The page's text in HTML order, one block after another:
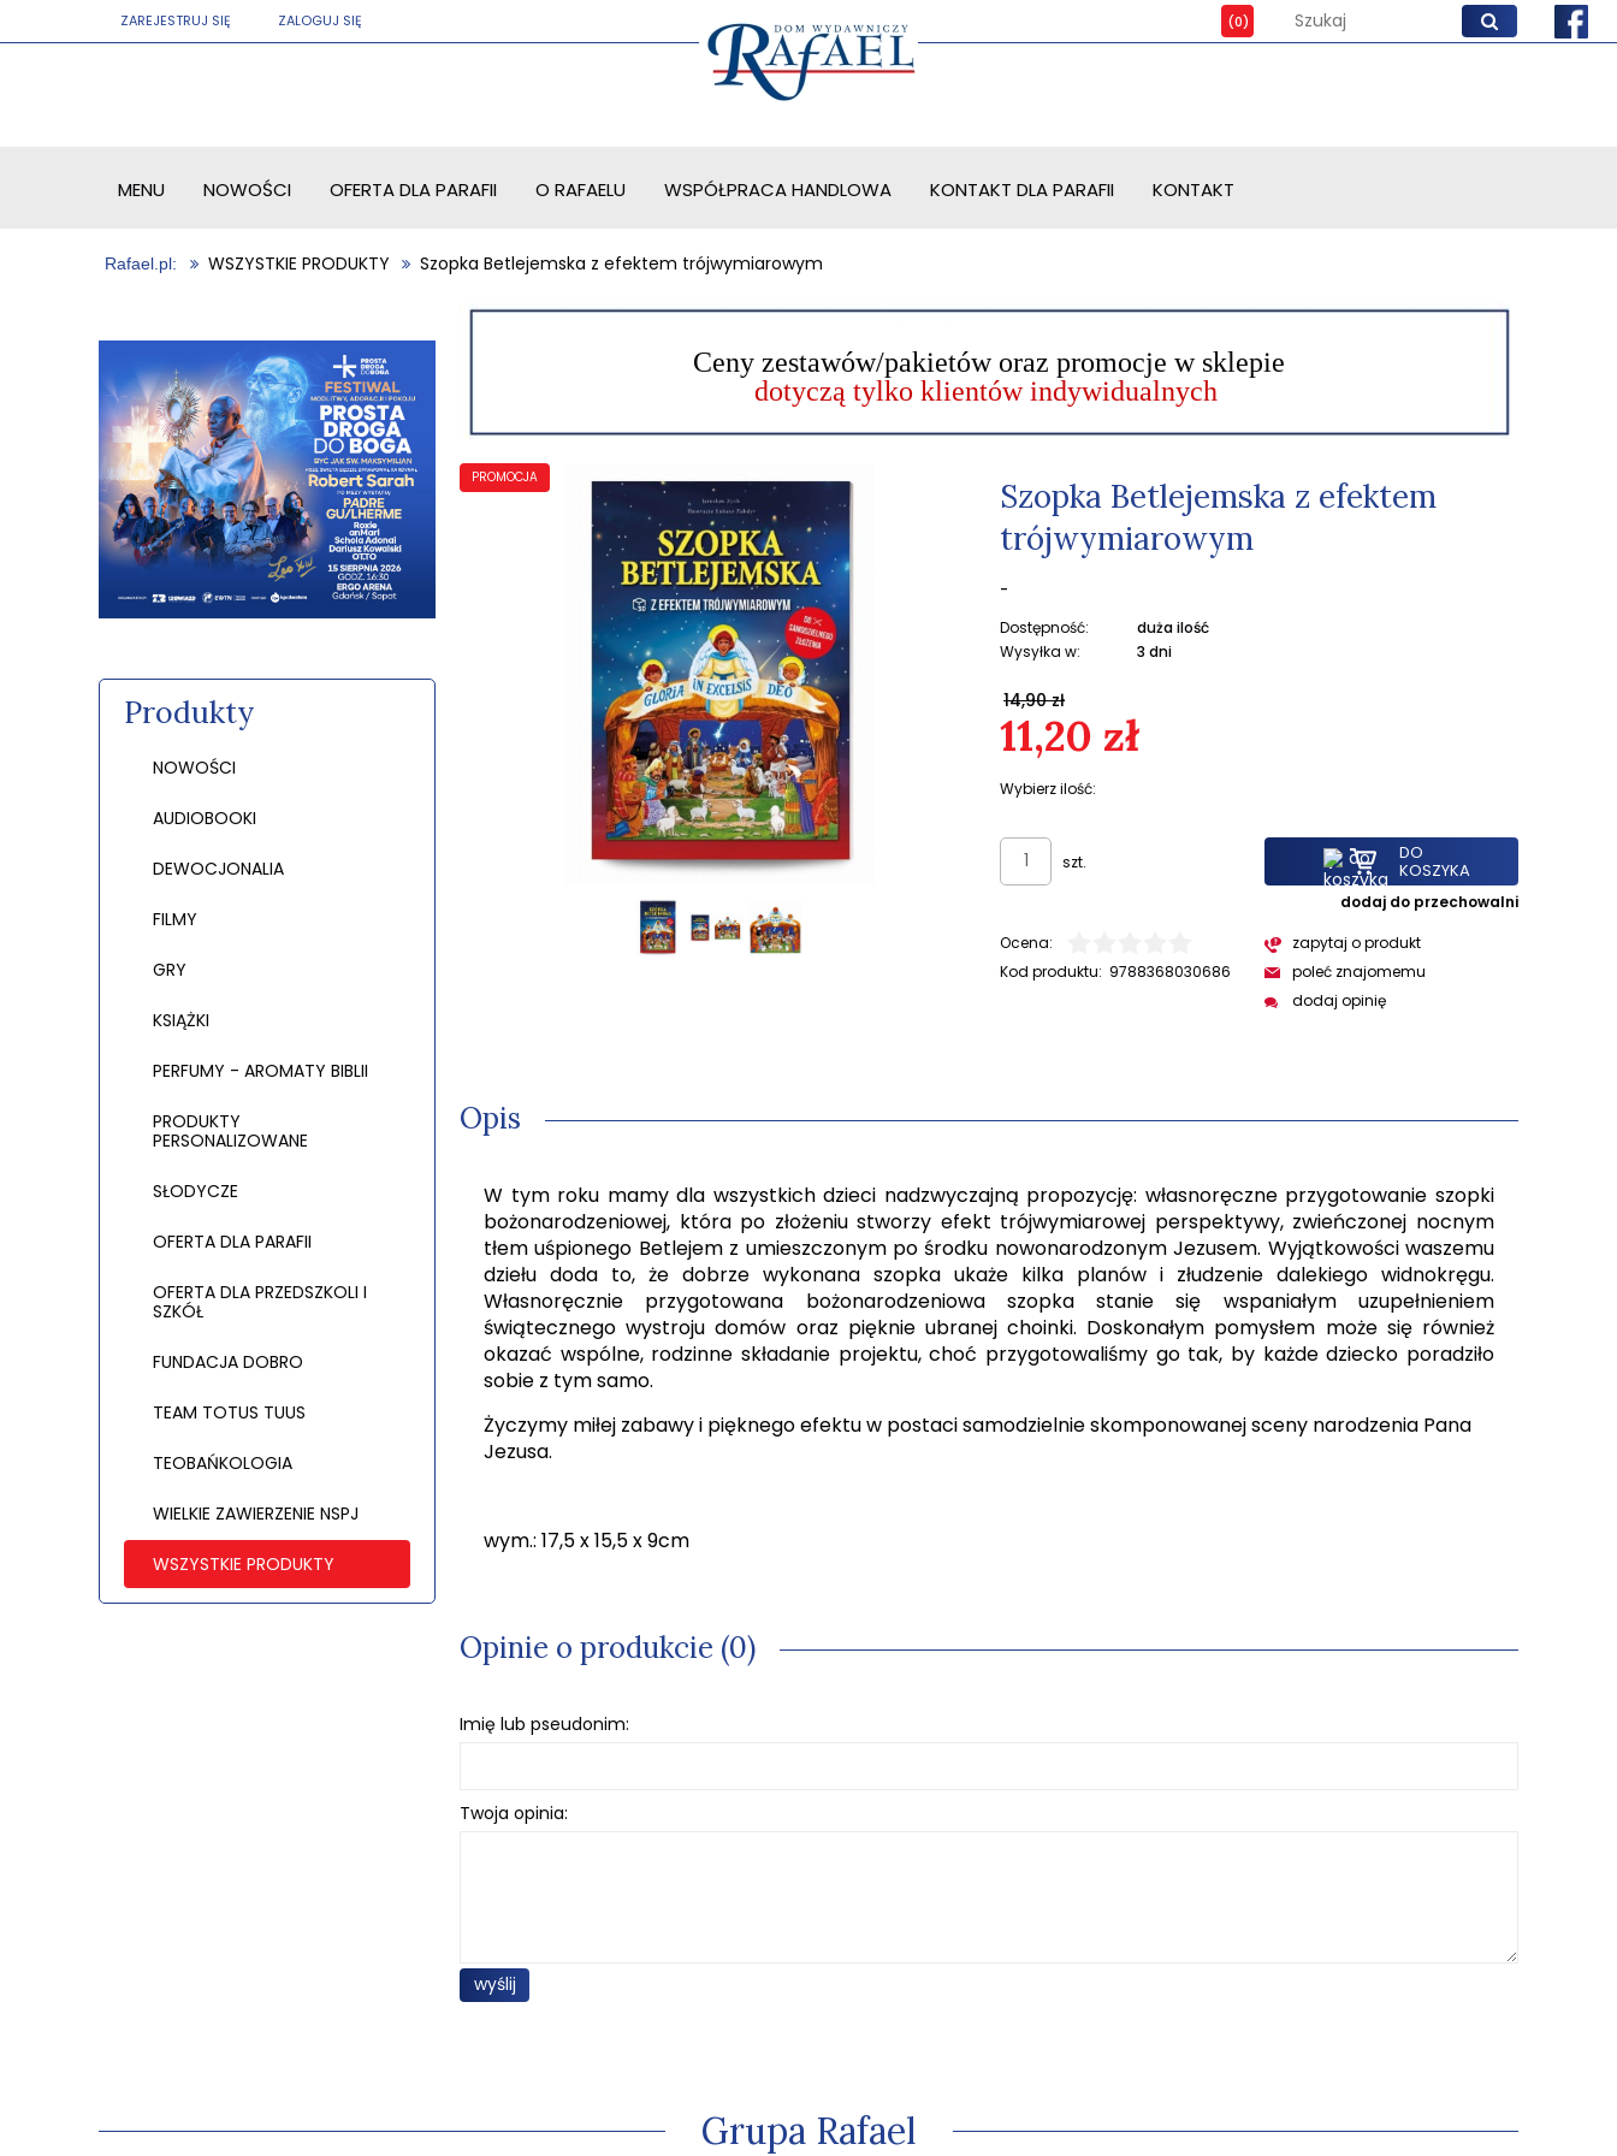
ZAREJESTRUJ SIĘ ZALOGUJ SIĘ
MENU NOWOŚCI OFERTA DLA PARAFII O RAFAELU WSPÓŁPRACA HANDLOWA KONTAKT DLA PARAFII KONTAKT
WSZYSTKIE PRODUKTY Szopka Betlejemska z efektem trójwymiarowym
Produkty
NOWOŚCI
AUDIOBOOKI
DEWOCJONALIA
FILMY
GRY
KSIĄŻKI
PERFUMY - AROMATY BIBLII
PRODUKTY
PERSONALIZOWANE
SŁODYCZE
OFERTA DLA PARAFII
OFERTA DLA PRZEDSZKOLI I
SZKÓŁ
FUNDACJA DOBRO
TEAM TOTUS TUUS
TEOBAŃKOLOGIA
WIELKIE ZAWIERZENIE NSPJ
WSZYSTKIE PRODUKTY
Ceny zestawów/pakietów oraz promocje w sklepie
dotyczą tylko klientów indywidualnych
PROMOCJA
Szopka Betlejemska z efektem
trójwymiarowym
-
Dostępność:
duża ilość
Wysyłka w:
3 dni
11,20 zł
Wybierz ilość:
14,90 zł
szt. DO
KOSZYKA
dodaj do przechowalni
Ocena:
Kod produktu: 9788368030686
zapytaj o produkt
poleć znajomemu
dodaj opinię
Opis
W tym roku mamy dla wszystkich dzieci nadzwyczajną propozycję: własnoręczne przygotowanie szopki
bożonarodzeniowej, która po złożeniu stworzy efekt trójwymiarowej perspektywy, zwieńczonej nocnym
tłem uśpionego Betlejem z umieszczonym po środku nowonarodzonym Jezusem. Wyjątkowości waszemu
dziełu doda to, że dobrze wykonana szopka ukaże kilka planów i złudzenie dalekiego widnokręgu.
Własnoręcznie przygotowana bożonarodzeniowa szopka stanie się wspaniałym uzupełnieniem
świątecznego wystroju domów oraz pięknie ubranej choinki. Doskonałym pomysłem może się również
okazać wspólne, rodzinne składanie projektu, choć przygotowaliśmy go tak, by każde dziecko poradziło
sobie z tym samo.
Życzymy miłej zabawy i pięknego efektu w postaci samodzielnie skomponowanej sceny narodzenia Pana
Jezusa.
wym.: 17,5 x 15,5 x 9cm
Opinie o produkcie (0)
Imię lub pseudonim:
Twoja opinia:
wyślij
Grupa Rafael